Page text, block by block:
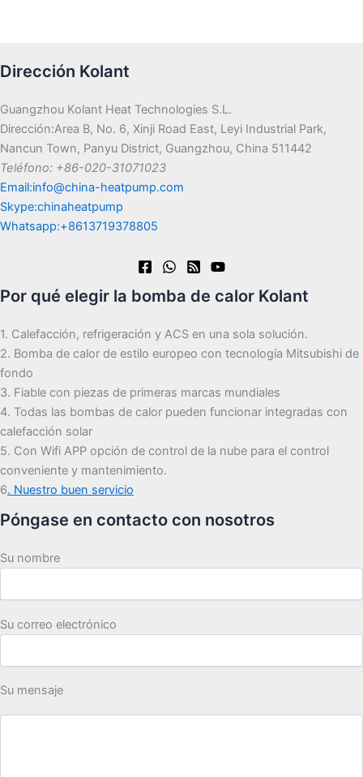
Dirección Kolant
Guangzhou Kolant Heat Technologies S.L.
Dirección:Area B, No. 6, Xinji Road East, Leyi Industrial Park,
Nancun Town, Panyu District, Guangzhou, China 511442
Teléfono: +86-020-31071023
Email:info@china-heatpump.com
Skype:chinaheatpump
Whatsapp:+8613719378805
Por qué elegir la bomba de calor Kolant
1. Calefacción, refrigeración y ACS en una sola solución.
2. Bomba de calor de estilo europeo con tecnología Mitsubishi de
fondo
3. Fiable con piezas de primeras marcas mundiales
4. Todas las bombas de calor pueden funcionar integradas con
calefacción solar
5. Con Wifi APP opción de control de la nube para el control
conveniente y mantenimiento.
6. Nuestro buen servicio
Póngase en contacto con nosotros
Su nombre
Su correo electrónico
Su mensaje